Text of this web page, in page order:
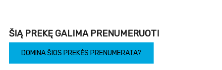
ŠIĄ PREKĘ GALIMA PRENUMERUOTI
DOMINA ŠIOS PREKĖS PRENUMERATA?